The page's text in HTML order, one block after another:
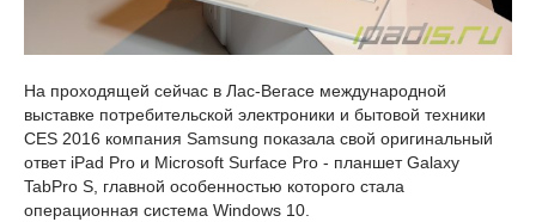
На проходящей сейчас в Лас-Вегасе международной
выставке потребительской электроники и бытовой техники
CES 2016 компания Samsung показала свой оригинальный
ответ iPad Pro и Microsoft Surface Pro - планшет Galaxy
TabPro S, главной особенностью которого стала
операционная система Windows 10.